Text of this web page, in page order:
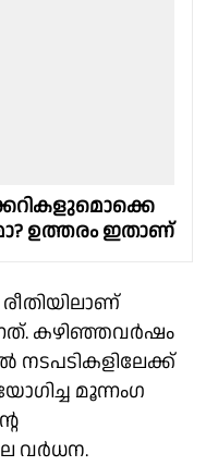
ഉത്തരം ഇതാണ്
കഴിഞ്ഞവർഷം
നടപടികളിലേക്ക്
മൂന്നംഗ
വർധന.